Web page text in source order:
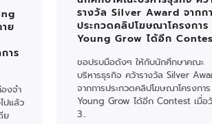
ย
าร
งจำ
ปแล้ว
ย
รางวัล Silver Award จากก
ประกวดคลิปโฆษณาโครงการ
Young Grow ได้อีก
ขอปรบมือดังๆ ให้กับนักศึกษาคณะ
บริหารธุรกิจ คว้ารางวัล Silver
จากการประกวดคลิปโฆษณาโครงการ
Young Grow ได้อีก Contest เมื่อ
3...